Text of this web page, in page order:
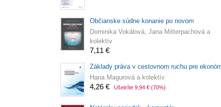
Občianske súdne konanie po novom
Dominika Vokálová, Jana Mitterpachová a
kolektív
7,11 €
Základy práva v cestovnom ruchu pre
Hana Magurová a kolektív
4,26 € Ušetríte 9,94 € (70%)